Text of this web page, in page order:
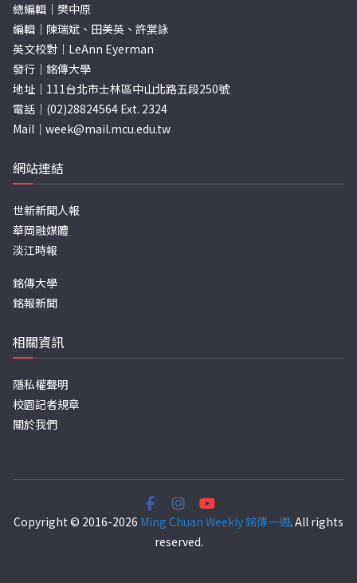
總編輯｜樊中原
編輯｜陳瑞斌、田美英、許棠詠
英文校對｜LeAnn Eyerman
發行｜銘傳大學
地址｜111台北市士林區中山北路五段250號
電話｜(02)28824564 Ext. 2324
Mail｜ week@mail.mcu.edu.tw
網站連結
世新新聞人報
華岡融媒體
淡江時報
銘傳大學
銘報新聞
相關資訊
隱私權聲明
校園記者規章
關於我們
Copyright © 2016-2026 Ming Chuan Weekly 銘傳一週. All rights
reserved.